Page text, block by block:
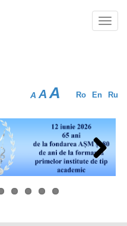
Ro En Ru
A A A
Next